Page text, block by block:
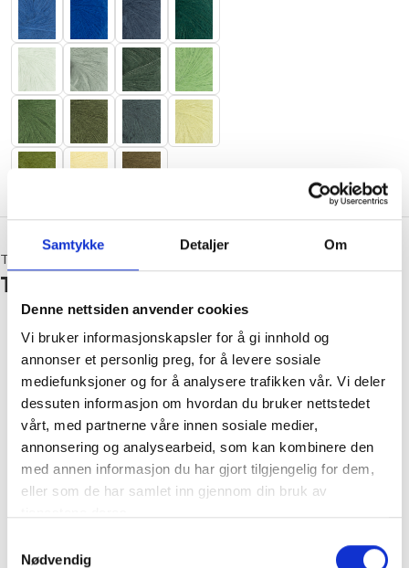
Samtykke Detaljer Om
Denne nettsiden anvender cookies
Vi bruker informasjonskapsler for å gi innhold og
annonser et personlig preg, for å levere sosiale
mediefunksjoner og for å analysere trafikken vår. Vi deler
dessuten informasjon om hvordan du bruker nettstedet
vårt, med partnerne våre innen sosiale medier,
annonsering og analysearbeid, som kan kombinere den
med annen informasjon du har gjort tilgjengelig for dem,
eller som de har samlet inn gjennom din bruk av
Nødvendig
Tynn Silk Mohair - 1022 Lys Grå Melert 1022 Lys Grå Melert
Tynn Silk Mohair - 1099 Sort